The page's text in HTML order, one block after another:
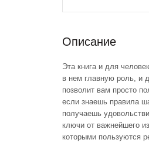
Описание
Эта книга и для
в нем главную роль, и
позволит вам просто
если знаешь правила
получаешь
ключи от важнейшего
которыми пользуются